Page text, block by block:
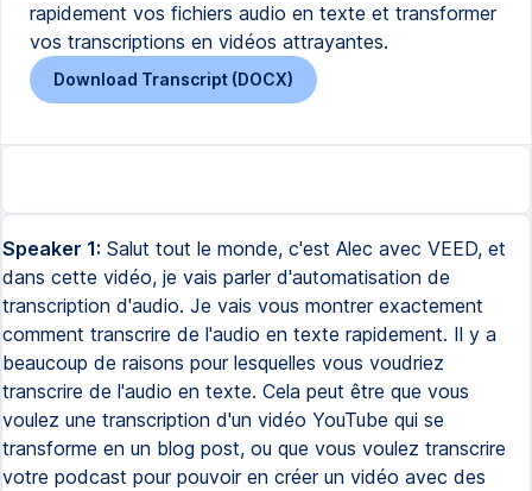
rapidement vos fichiers audio en texte et transformer
vos transcriptions en vidéos attrayantes.
Download Transcript (DOCX)
Speaker 1: Salut tout le monde, c'est Alec avec VEED, et
dans cette vidéo, je vais parler d'automatisation de
transcription d'audio. Je vais vous montrer exactement
comment transcrire de l'audio en texte rapidement. Il y a
beaucoup de raisons pour lesquelles vous voudriez
transcrire de l'audio en texte. Cela peut être que vous
voulez une transcription d'un vidéo YouTube qui se
transforme en un blog post, ou que vous voulez transcrire
votre podcast pour pouvoir en créer un vidéo avec des